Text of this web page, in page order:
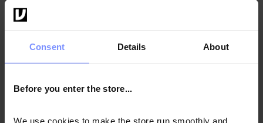
Consent Details About
Before you enter the store...
We use cookies to make the store run smoothly and